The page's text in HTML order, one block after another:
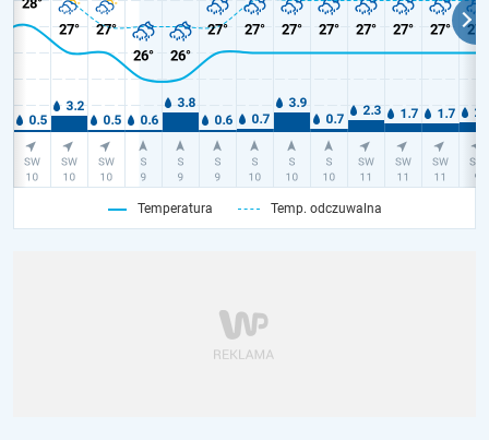
Temperatura Temp. odczuwalna